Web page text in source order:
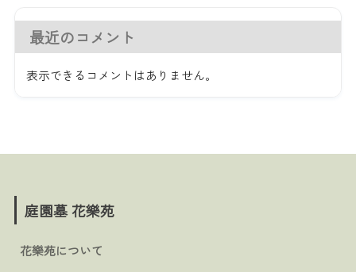
最近のコメント
表示できるコメントはありません。
庭園墓 花樂苑
花樂苑について